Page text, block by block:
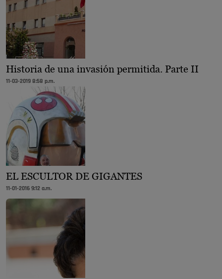
Historia de una invasión permitida. Parte II
11-03-2019 8:58 p.m.
EL ESCULTOR DE GIGANTES
11-01-2016 9:12 a.m.